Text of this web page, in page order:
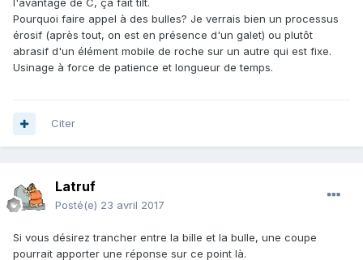
l'avantage de C, ça fait tilt.
Pourquoi faire appel à des bulles? Je verrais bien un processus
érosif (après tout, on est en présence d'un galet) ou plutôt
abrasif d'un élément mobile de roche sur un autre qui est fixe.
Usinage à force de patience et longueur de temps.
Citer
Latruf
Posté(e) 23 avril 2017
Si vous désirez trancher entre la bille et la bulle, une coupe
pourrait apporter une réponse sur ce point là.